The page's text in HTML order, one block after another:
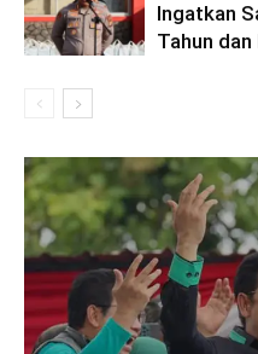
Ingatkan
Tahun